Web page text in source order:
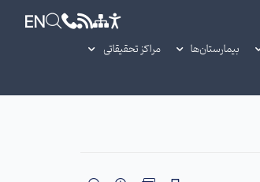
EN
بیمارستان‌ها مراکز تحقیقاتی